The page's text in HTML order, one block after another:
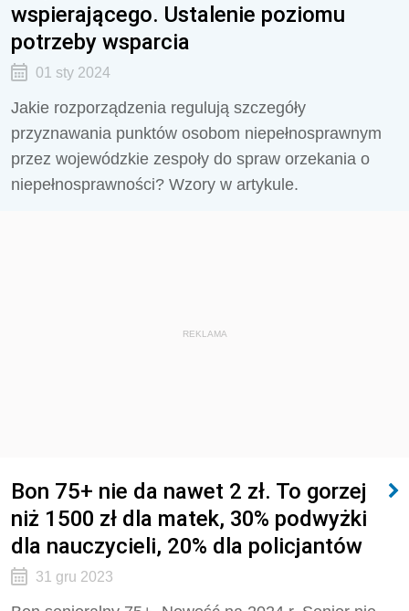
wspierającego. Ustalenie poziomu
potrzeby wsparcia
01 sty 2024
Jakie rozporządzenia regulują szczegóły
przyznawania punktów osobom niepełnosprawnym
przez wojewódzkie zespoły do spraw orzekania o
niepełnosprawności? Wzory w artykule.
REKLAMA
Bon 75+ nie da nawet 2 zł. To gorzej
niż 1500 zł dla matek, 30% podwyżki
dla nauczycieli, 20% dla policjantów
31 gru 2023